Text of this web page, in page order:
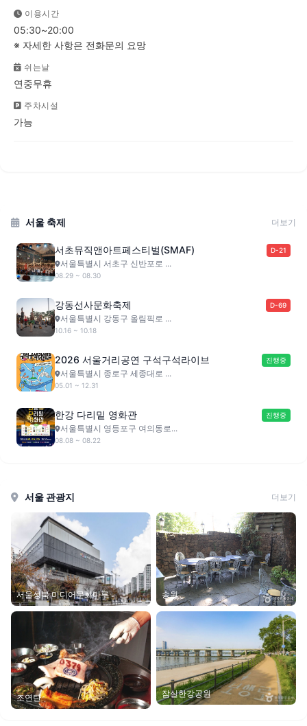
이용시간
05:30~20:00
※ 자세한 사항은 전화문의 요망
쉬는날
연중무휴
주차시설
가능
서울 축제 더보기
서초뮤직앤아트페스티벌(SMAF) D-21
서울특별시 서초구 신반포로 ...
08.29 ~ 08.30
강동선사문화축제 D-69
서울특별시 강동구 올림픽로 ...
10.16 ~ 10.18
2026 서울거리공연 구석구석라이브 진행중
서울특별시 종로구 세종대로 ...
05.01 ~ 12.31
한강 다리밑 영화관 진행중
서울특별시 영등포구 여의동로...
08.08 ~ 08.22
서울 관광지 더보기
서울성북 미디어문화마루 송원
조연탄 잠실한강공원